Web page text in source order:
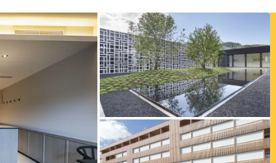
vom Hotelier, November 2014